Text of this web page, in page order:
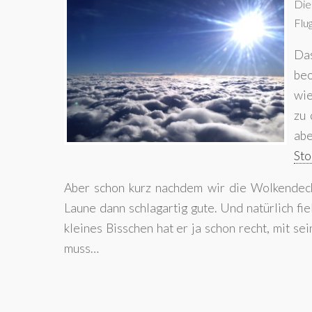
zu
Aber schon kurz nachdem wir die
Laune dann schlagartig gute. Und natürlich
kleines Bisschen hat er ja schon recht, mit
muss…